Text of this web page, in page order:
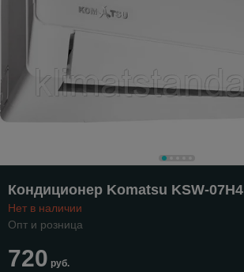
Кондиционер Komatsu KSW-07H4
Нет в наличии
Опт и розница
720 руб.